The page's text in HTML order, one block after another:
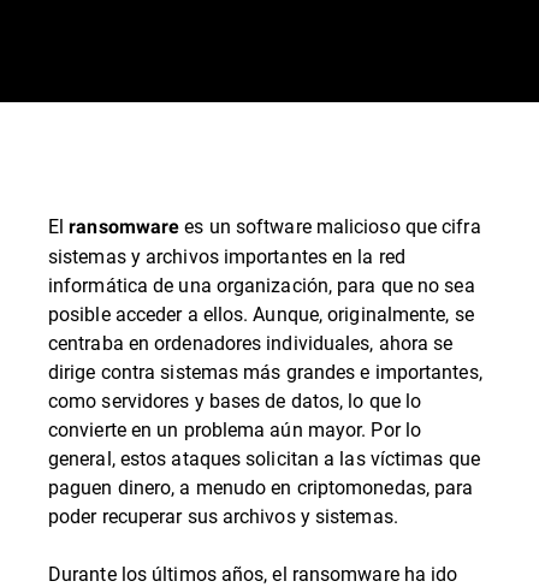
Elransomware es un software malicioso que cifra
sistemas y archivos importantes en la red
informática de una organización, para que no sea
posible acceder a ellos. Aunque, originalmente, se
centraba en ordenadores individuales, ahora se
dirige contra sistemas más grandes e importantes,
como servidores y bases de datos, lo que lo
convierte en un problema aún mayor. Por lo
general, estos ataques solicitan a las víctimas que
paguen dinero, a menudo en criptomonedas, para
poder recuperar sus archivos y sistemas.
Durante los últimos años, el ransomware ha ido